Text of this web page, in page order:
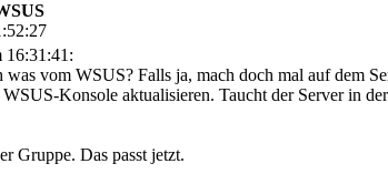
16:31:41:
was vom WSUS? Falls ja, mach doch mal auf dem
Konsole aktualisieren. Taucht der Server in
Gruppe. Das passt jetzt.